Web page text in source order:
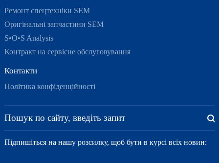
Ремонт спецтехніки SEM
Оригінальні запчастини SEM
S•O•S Analysis
Контракт на сервісне обслуговування
Контакти
Політика конфіденційності
Підпишіться на нашу розсилку, щоб бути в курсі всіх новин: